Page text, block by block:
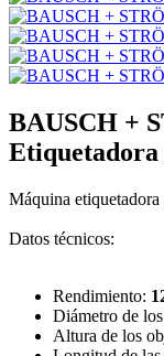
BAUSCH +
Etiquetadora
Máquina
Datos técnicos:
Rendimiento:
Diámetro de
Altura de los